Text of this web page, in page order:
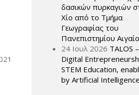
δασικών πυρκαγιών
Χίο από το Τμήμα
Γεωγραφίας του
Πανεπιστημίου
24 Ιουλ 2026 TALOS –
Digital
STEM Education,
by Artificial Intelligence